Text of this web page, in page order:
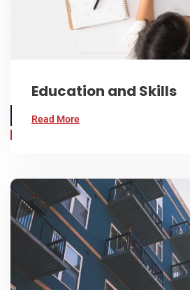
Education and Skills
Read More